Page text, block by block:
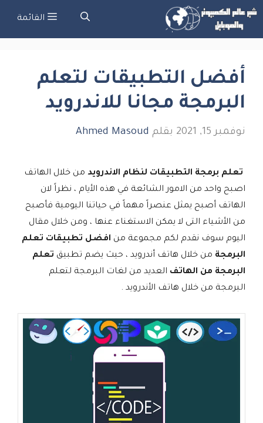
القائمة
أفضل التطبيقات لتعلم
البرمجة مجانا للاندرويد
نوفمبر 15, 2021 بقلمAhmed Masoud
تعلم برمجة التطبيقات لنظام الاندرويدمن خلال الهاتف
اصبح واحد من الامور الشائعة في هذه الأيام ، نظراً لان
الهاتف أصبح يمثل عنصراً مهماً في حياتنا اليومية فأصبح
من الأشياء التى لا يمكن الاستغناء عنها ، ومن خلال مقال
اليوم سوف نقدم لكم مجموعة منافضل تطبيقات تعلم
البرمجةمن خلال هاتف أندرويد ، حيث يضم تطبيقتعلم
البرمجة من الهاتفالعديد من لغات البرمجة لتعلم
البرمجة من خلال هاتف الأندرويد .